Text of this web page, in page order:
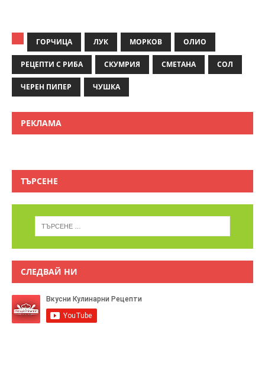
ГОРЧИЦА ЛУК МОРКОВ ОЛИО
РЕЦЕПТИ С РИБА СКУМРИЯ СМЕТАНА СОЛ
ЧЕРЕН ПИПЕР ЧУШКА
РЕКЛАМА
ТЪРСЕНЕ
СЛЕДВАЙ НИ